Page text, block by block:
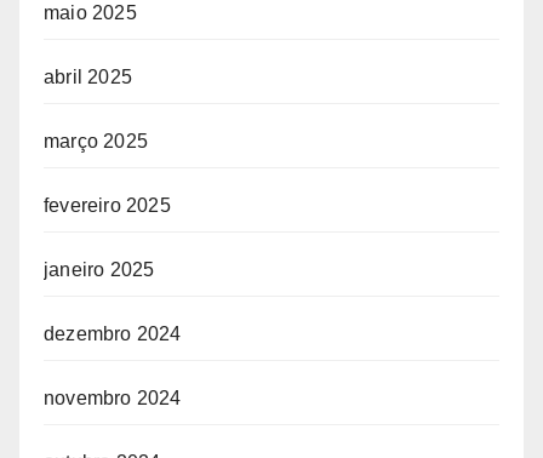
maio 2025
abril 2025
março 2025
fevereiro 2025
janeiro 2025
dezembro 2024
novembro 2024